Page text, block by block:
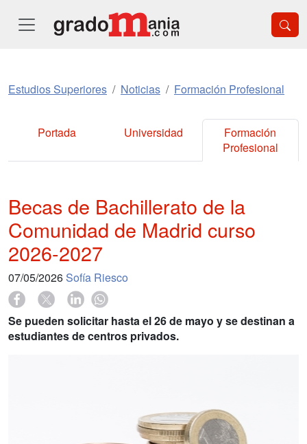
Estudios Superiores Noticias Formación Profesional
Portada Universidad
Formación
Profesional
Becas de Bachillerato de la
Comunidad de Madrid curso
2026-2027
07/05/2026 Sofía Riesco
Se pueden solicitar hasta el 26 de mayo y se destinan a
estudiantes de centros privados.